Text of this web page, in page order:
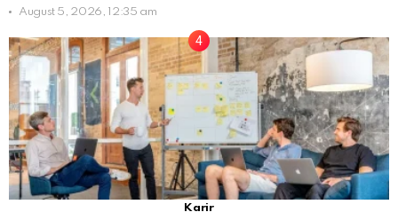
August 5, 2026, 12:35 am
Karir